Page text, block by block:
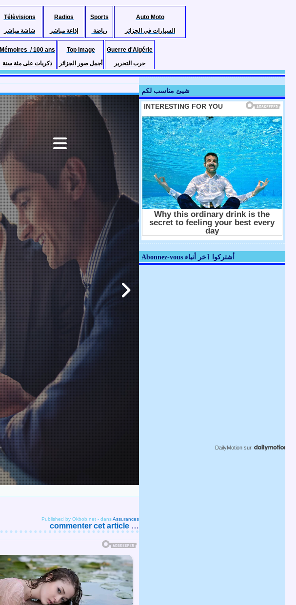
Télèvisions
شاشة مباشر
Radios
إذاعة مباشر
Sports
رياضة
Auto Moto
السيارات في الجزائر
Mémoires / 100 ans
ذكريات على مئة سنة
Top image
أجمل صور الجزائر
Guerre d'Algérie
حرب التحرير
Published by Okbob.net - dansAssurances
commenter cet article …
شيئ مناسب لكم
Abonnez-vous أشتركوا ٱخر أنباء
DailyMotion sur